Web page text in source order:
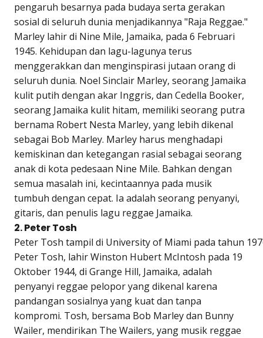
pengaruh besarnya pada budaya serta gerakan
sosial di seluruh dunia menjadikannya "Raja Reggae."
Marley lahir di Nine Mile, Jamaika, pada 6 Februari
1945. Kehidupan dan lagu-lagunya terus
menggerakkan dan menginspirasi jutaan orang di
seluruh dunia. Noel Sinclair Marley, seorang Jamaika
kulit putih dengan akar Inggris, dan Cedella Booker,
seorang Jamaika kulit hitam, memiliki seorang putra
bernama Robert Nesta Marley, yang lebih dikenal
sebagai Bob Marley. Marley harus menghadapi
kemiskinan dan ketegangan rasial sebagai seorang
anak di kota pedesaan Nine Mile. Bahkan dengan
semua masalah ini, kecintaannya pada musik
tumbuh dengan cepat. Ia adalah seorang penyanyi,
gitaris, dan penulis lagu reggae Jamaika.
2. Peter Tosh
Peter Tosh tampil di University of Miami pada tahun
Peter Tosh, lahir Winston Hubert McIntosh pada 19
Oktober 1944, di Grange Hill, Jamaika, adalah
penyanyi reggae pelopor yang dikenal karena
pandangan sosialnya yang kuat dan tanpa
kompromi. Tosh, bersama Bob Marley dan Bunny
Wailer, mendirikan The Wailers, yang musik reggae